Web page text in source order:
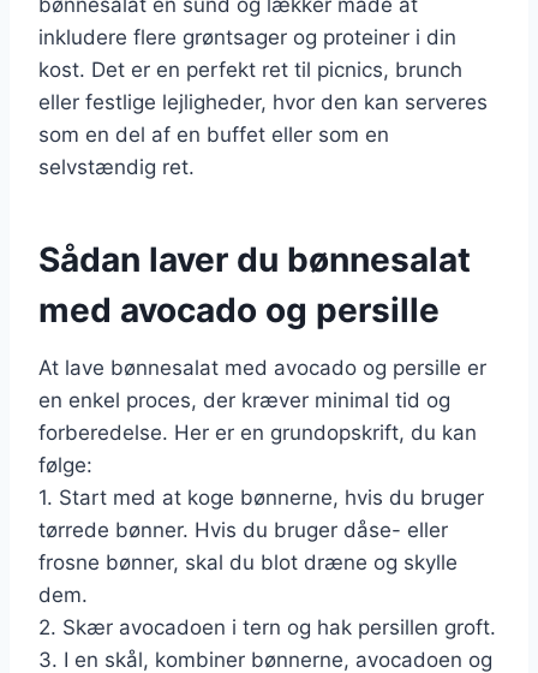
inkludere flere grøntsager og proteiner i din
kost. Det er en perfekt ret til picnics, brunch
eller festlige lejligheder, hvor den kan serveres
som en del af en buffet eller som en
selvstændig ret.
Sådan laver du bønnesalat
med avocado og persille
At lave bønnesalat med avocado og persille er
en enkel proces, der kræver minimal tid og
forberedelse. Her er en grundopskrift, du kan
følge:
1. Start med at koge bønnerne, hvis du bruger
tørrede bønner. Hvis du bruger dåse- eller
frosne bønner, skal du blot dræne og skylle
dem.
2. Skær avocadoen i tern og hak persillen groft.
3. I en skål, kombiner bønnerne, avocadoen og